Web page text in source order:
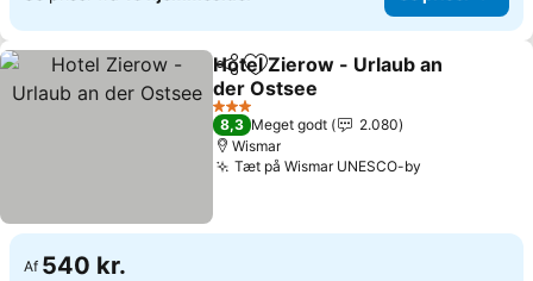
Del Føj til favoritter
Hotel Zierow - Urlaub an
der Ostsee
3 Stjerner
8,3 Meget godt
2.080
Wismar
Tæt på Wismar UNESCO-by
Af 540 kr.